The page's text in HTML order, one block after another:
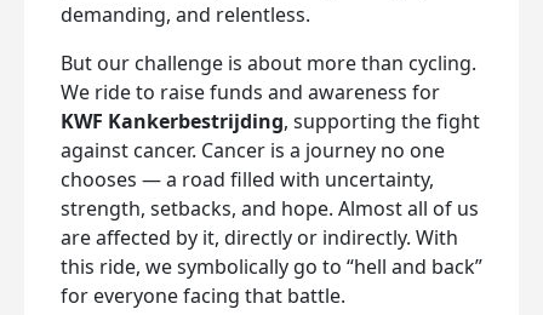
demanding, and relentless.
But our challenge is about more than cycling.
We ride to raise funds and awareness for
KWF Kankerbestrijding, supporting the fight
against cancer. Cancer is a journey no one
chooses — a road filled with uncertainty,
strength, setbacks, and hope. Almost all of us
are affected by it, directly or indirectly. With
this ride, we symbolically go to “hell and back”
for everyone facing that battle.